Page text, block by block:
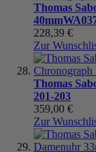
Thomas
40mm
228,39 €
Zur
Thomas
201-203
359,00 €
Zur